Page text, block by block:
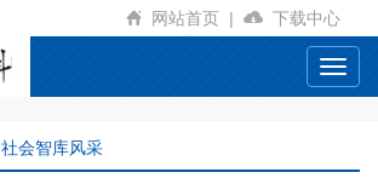
网站首页 | 下载中心
社会智库风采